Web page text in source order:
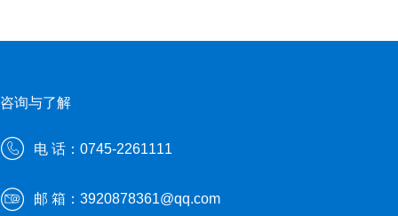
咨询与了解
电 话：0745-2261111
邮 箱：3920878361@qq.com